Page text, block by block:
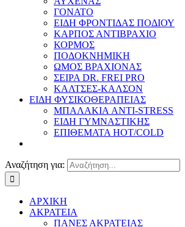
ΓΟΝΑΤΟ
ΕΙΔΗ ΦΡΟΝΤΙΔΑΣ ΠΟΔΙΟΥ
ΚΑΡΠΟΣ ΑΝΤΙΒΡΑΧΙΟ
ΚΟΡΜΟΣ
ΠΟΔΟΚΝΗΜΙΚΗ
ΩΜΟΣ ΒΡΑΧΙΟΝΑΣ
ΣΕΙΡΑ DR. FREI PRO
ΚΑΛΤΣΕΣ-ΚΑΛΣΟΝ
ΕΙΔΗ ΦΥΣΙΚΟΘΕΡΑΠΕΙΑΣ
ΜΠΑΛΑΚΙΑ ANTI-STRESS
ΕΙΔΗ ΓΥΜΝΑΣΤΙΚΗΣ
ΕΠΙΘΕΜΑΤΑ HOT/COLD
Αναζήτηση για:
ΑΡΧΙΚΗ
ΑΚΡΑΤΕΙΑ
ΠΑΝΕΣ ΑΚΡΑΤΕΙΑΣ